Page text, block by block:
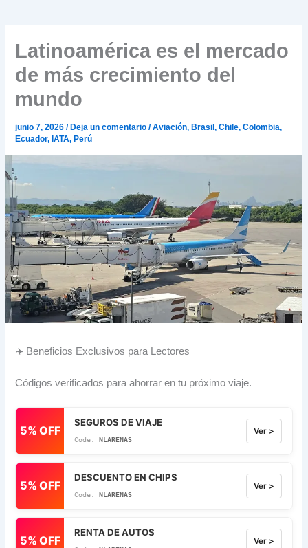
Latinoamérica es el mercado
de más crecimiento del
mundo
junio 7, 2026/ Deja un comentario /Aviación, Brasil,Chile,Colombia,
Ecuador, IATA, Perú
✈️ Beneficios Exclusivos para Lectores
Códigos verificados para ahorrar en tu próximo viaje.
5% OFF
SEGUROS DE VIAJE
NLARENAS
Ver >
5% OFF
DESCUENTO EN CHIPS
NLARENAS
Ver >
5% OFF
RENTA DE AUTOS
Ver >